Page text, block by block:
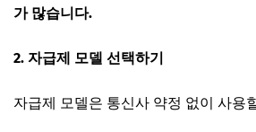
가 많습니다.
2. 자급제 모델 선택하기
자급제 모델은 통신사 약정 없이 사용